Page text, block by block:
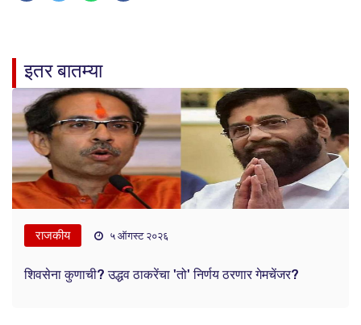
इतर बातम्या
राजकीय ५ ऑगस्ट २०२६
शिवसेना कुणाची? उद्धव ठाकरेंचा 'तो' निर्णय ठरणार गेमचेंजर?